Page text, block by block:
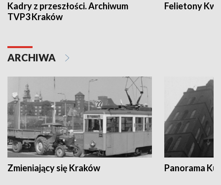
Kadry z przeszłości. Archiwum
TVP3 Kraków
Felietony
ARCHIWA
Zmieniający się Kraków Panorama